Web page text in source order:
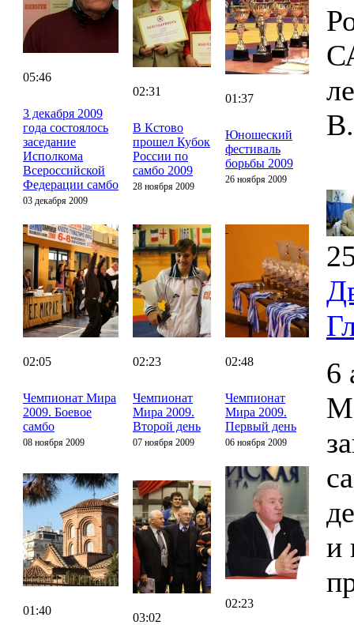
05:46
3 декабря 2009
года состоялось
заседание
Исполкома
Всероссийской
Федерации самбо
03 декабря 2009
02:31
В Кстово
прошел Кубок
России по
самбо 2009
28 ноября 2009
01:37
Юношеский
фестиваль
борьбы 2009
26 ноября 2009
02:05
Чемпионат Мира
2009. Боевое
самбо
08 ноября 2009
02:23
Чемпионат
Мира 2009.
Второй день
07 ноября 2009
02:48
Чемпионат
Мира 2009.
Первый день
06 ноября 2009
01:40
03:02
02:23
6
и